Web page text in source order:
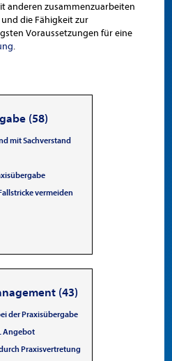
anderen zusammenzuarbeiten
die Fähigkeit zur
Voraussetzungen für eine
.
(58)
mit Sachverstand
vermeiden
(43)
der Praxisübergabe
Angebot
Praxisvertretung